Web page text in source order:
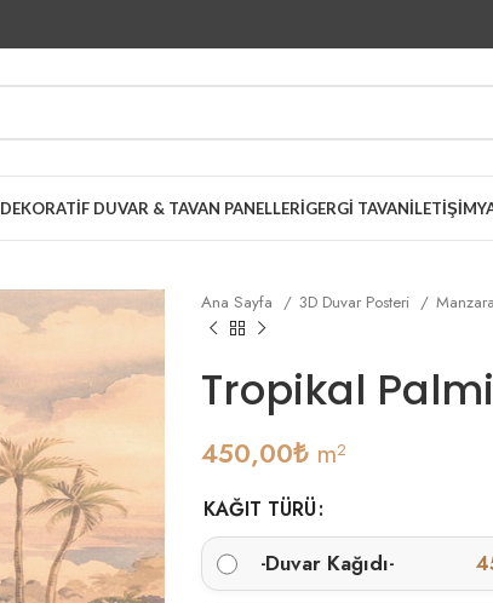
DEKORATIF DUVAR & TAVAN PANELLERIGERGI TAVANİLETIŞIM
Ana Sayfa 3D Duvar Posteri
Tropikal
450,00₺m²
KAĞIT TÜRÜ
-Duvar Kağıdı-